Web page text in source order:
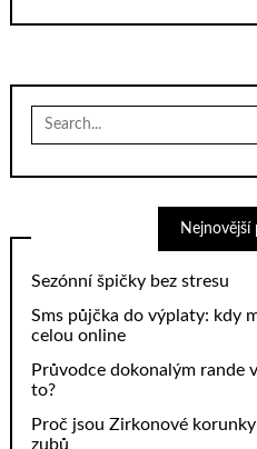
Search
for:
Nejnovější
Sezónní špičky bez stresu
Sms půjčka do výplaty: kdy
celou online
Průvodce dokonalým rande
to?
Proč jsou Zirkonové
zubů